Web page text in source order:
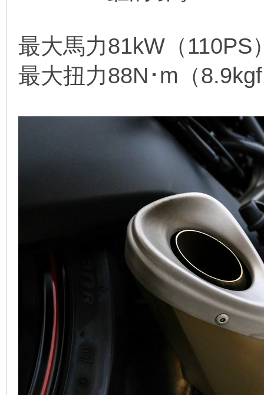
最大馬力81kW（110PS
最大扭力88N･m（